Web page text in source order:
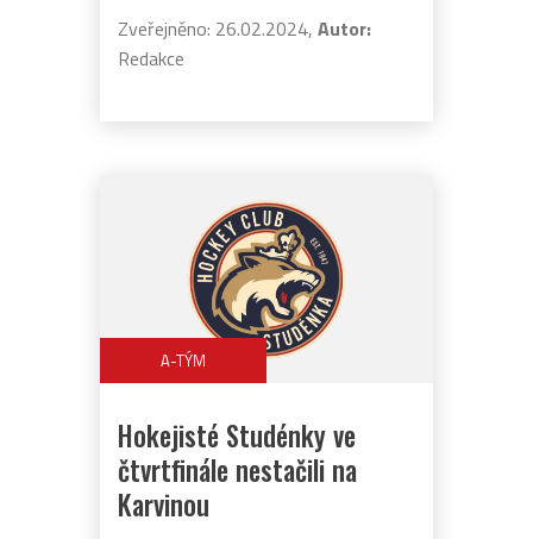
Zveřejněno: 26.02.2024, Autor:
Redakce
A-TÝM
Hokejisté Studénky ve
čtvrtfinále nestačili na
Karvinou